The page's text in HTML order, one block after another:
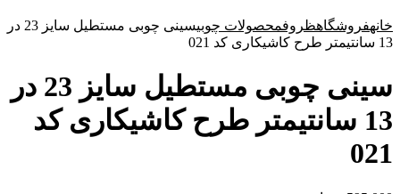
خانهفروشگاهظروفمحصولات چوبی
سینی چوبی مستطیل سایز 23 در
13 سانتیمتر طرح کاشیکاری کد 021
سینی چوبی مستطیل سایز 23 در
13 سانتیمتر طرح کاشیکاری کد
021